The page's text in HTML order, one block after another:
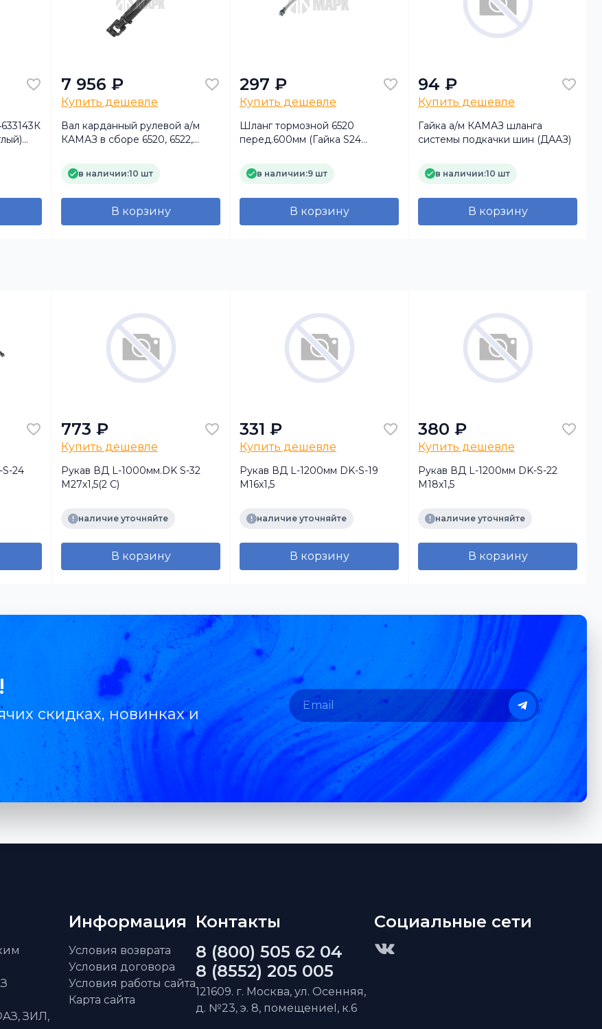
7 956 ₽
Купить дешевле
Вал карданный рулевой а/м
КАМАЗ в сборе 6520, 6522,
в наличии:10 шт
В корзину
297 ₽
Купить дешевле
Шланг тормозной 6520
перед.600мм (Гайка S24
бронированный (Альтернатива)
в наличии:9 шт
В корзину
94 ₽
Купить дешевле
Гайка а/м КАМАЗ шланга
системы подкачки шин (ДААЗ)
в наличии:10 шт
В корзину
24
773 ₽
Купить дешевле
Рукав ВД L-1000мм.DK S-32
М27х1,5(2 С)
наличие уточняйте
В корзину
331 ₽
Купить дешевле
Рукав ВД L-1200мм DK-S-19
М16х1,5
наличие уточняйте
В корзину
380 ₽
Купить дешевле
Рукав ВД L-1200мм DK-S-22
М18х1,5
наличие уточняйте
В корзину
скидках, новинках и
ЗИЛ,
Информация
Условия возврата
Условия договора
Условия работы сайта
Карта сайта
Контакты
8 (800) 505 62 04
8 (8552) 205 005
121609. г. Москва, ул. Осенняя,
д. №23, э. 8, помещениеI, к.6
Социальные сети